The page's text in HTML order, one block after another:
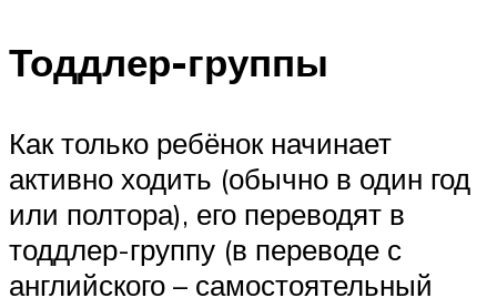
Тоддлер-группы
Как только ребёнок начинает
активно ходить (обычно в один год
или полтора), его переводят в
тоддлер-группу (в переводе с
английского – самостоятельный